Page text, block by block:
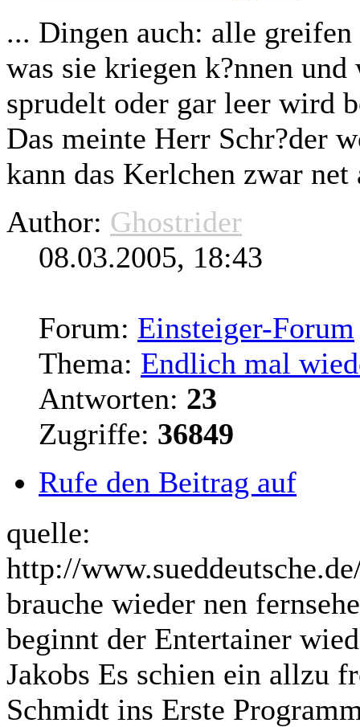
... Dingen auch: alle
was sie kriegen k?nnen
sprudelt oder gar leer wird
Das meinte Herr Schr?der
kann das Kerlchen zwar
Author: Ghostrider
08.03.2005, 18:43
Forum: Einsteiger-Forum
Thema: Endlich mal
Antworten: 23
Zugriffe: 36849
Rufe den Beitrag auf
quelle:
http://
brauche wieder nen
beginnt der Entertainer
Jakobs Es schien ein allzu
Schmidt ins Erste